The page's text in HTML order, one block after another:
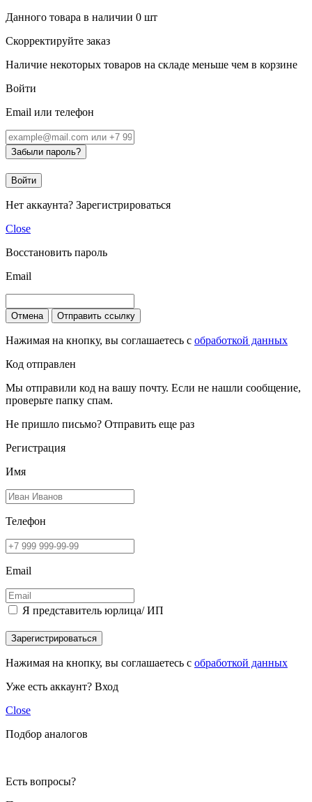
Данного товара в наличии 0 шт
Скорректируйте заказ
Наличие некоторых товаров на складе меньше чем в корзине
Войти
Email или телефон
Забыли пароль?
Войти
Нет аккаунта? Зарегистрироваться
Close
Восстановить пароль
Email
Отмена Отправить ссылку
Нажимая на кнопку, вы соглашаетесь с обработкой данных
Код отправлен
Мы отправили код на вашу почту. Если не нашли сообщение,
проверьте папку спам.
Не пришло письмо? Отправить еще раз
Регистрация
Имя
Телефон
Email
Я представитель юрлица/ ИП
Зарегистрироваться
Нажимая на кнопку, вы соглашаетесь с обработкой данных
Уже есть аккаунт? Вход
Close
Подбор аналогов
Есть вопросы?